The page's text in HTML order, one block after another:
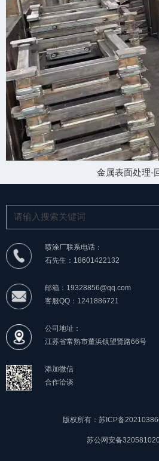
金属表面处理-
喷涂厂联系电话：
石先生：18601422132
邮箱：19328856@qq.com
客服QQ：1241886721
公司地址：
江苏省常熟市董浜镇望贤路66号
添加微信
合作洽谈
版权所有：苏ICP备
苏公网安备